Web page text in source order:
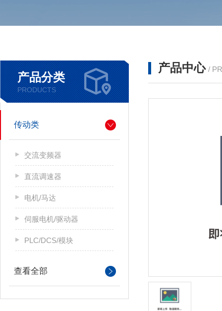
产品分类
PRODUCTS
传动类
交流变频器
直流调速器
电机/马达
伺服电机/驱动器
PLC/DCS/模块
查看全部
产品中心 /